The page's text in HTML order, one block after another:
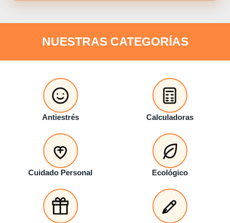
NUESTRAS CATEGORÍAS
Antiestrés Calculadoras
Cuidado Personal Ecológico